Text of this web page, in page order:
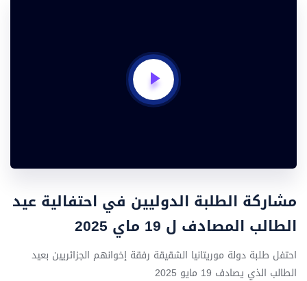
مشاركة الطلبة الدوليين في احتفالية عيد
الطالب المصادف ل 19 ماي 2025
احتفل طلبة دولة موريتانيا الشقيقة رفقة إخوانهم الجزائريين بعيد
الطالب الذي يصادف 19 مايو 2025